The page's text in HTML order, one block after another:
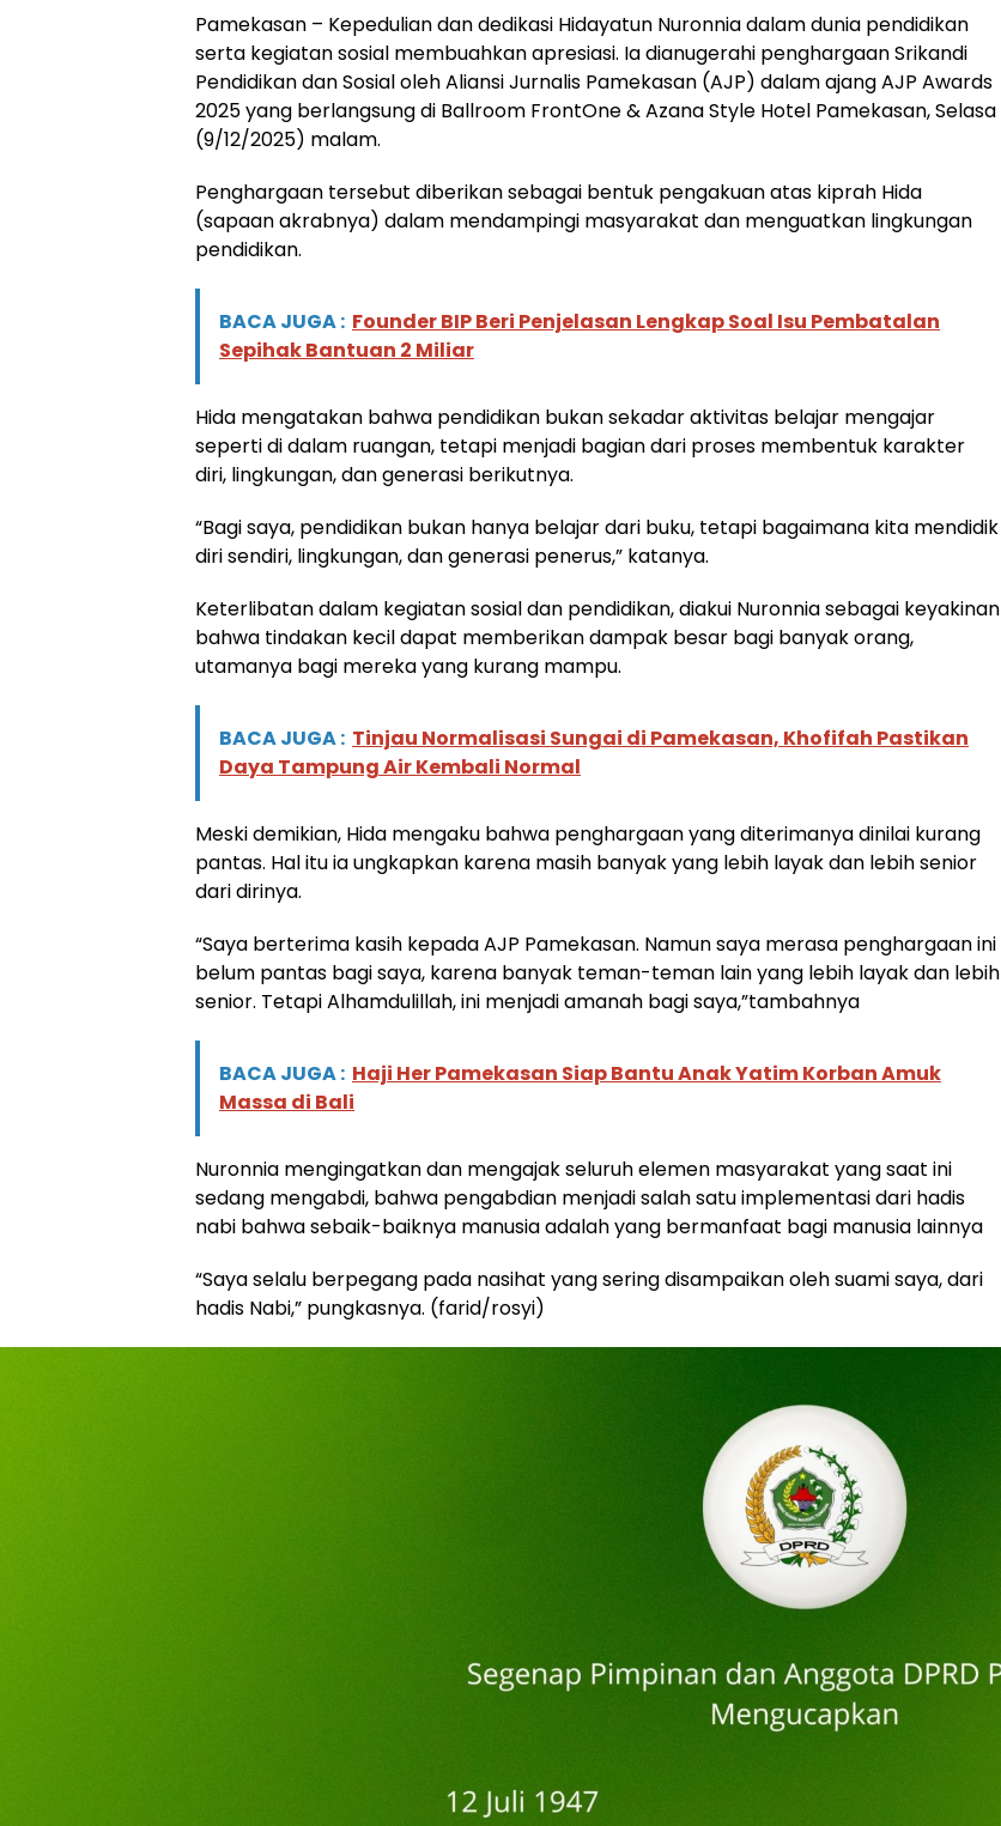
Pamekasan – Kepedulian dan dedikasi Hidayatun Nuronnia dalam dunia pendidikan
serta kegiatan sosial membuahkan apresiasi. Ia dianugerahi penghargaan Srikandi
Pendidikan dan Sosial oleh Aliansi Jurnalis Pamekasan (AJP) dalam ajang AJP Awards
2025 yang berlangsung di Ballroom FrontOne & Azana Style Hotel Pamekasan, Selasa
(9/12/2025) malam.
Penghargaan tersebut diberikan sebagai bentuk pengakuan atas kiprah Hida
(sapaan akrabnya) dalam mendampingi masyarakat dan menguatkan lingkungan
pendidikan.
BACA JUGA : Founder BIP Beri Penjelasan Lengkap Soal Isu Pembatalan
Sepihak Bantuan 2 Miliar
Hida mengatakan bahwa pendidikan bukan sekadar aktivitas belajar mengajar
seperti di dalam ruangan, tetapi menjadi bagian dari proses membentuk karakter
diri, lingkungan, dan generasi berikutnya.
“Bagi saya, pendidikan bukan hanya belajar dari buku, tetapi bagaimana kita mendidik
diri sendiri, lingkungan, dan generasi penerus,” katanya.
Keterlibatan dalam kegiatan sosial dan pendidikan, diakui Nuronnia sebagai keyakinan
bahwa tindakan kecil dapat memberikan dampak besar bagi banyak orang,
utamanya bagi mereka yang kurang mampu.
BACA JUGA : Tinjau Normalisasi Sungai di Pamekasan, Khofifah Pastikan
Daya Tampung Air Kembali Normal
Meski demikian, Hida mengaku bahwa penghargaan yang diterimanya dinilai kurang
pantas. Hal itu ia ungkapkan karena masih banyak yang lebih layak dan lebih senior
dari dirinya.
“Saya berterima kasih kepada AJP Pamekasan. Namun saya merasa penghargaan ini
belum pantas bagi saya, karena banyak teman-teman lain yang lebih layak dan lebih
senior. Tetapi Alhamdulillah, ini menjadi amanah bagi saya,”tambahnya
BACA JUGA : Haji Her Pamekasan Siap Bantu Anak Yatim Korban Amuk
Massa di Bali
Nuronnia mengingatkan dan mengajak seluruh elemen masyarakat yang saat ini
sedang mengabdi, bahwa pengabdian menjadi salah satu implementasi dari hadis
nabi bahwa sebaik-baiknya manusia adalah yang bermanfaat bagi manusia lainnya
“Saya selalu berpegang pada nasihat yang sering disampaikan oleh suami saya, dari
hadis Nabi,” pungkasnya. (farid/rosyi)